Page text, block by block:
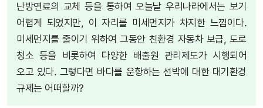
난방연료의 교체 등을 통하여 오늘날 우리나라에서는 보기
어렵게 되었지만, 이 자리를 미세먼지가 차지한 느낌이다.
미세먼지를 줄이기 위하여 그동안 친환경 자동차 보급, 도로
청소 등을 비롯하여 다양한 배출원 관리제도가 시행되어
오고 있다. 그렇다면 바다를 운항하는 선박에 대한 대기환경
규제는 어떠할까?